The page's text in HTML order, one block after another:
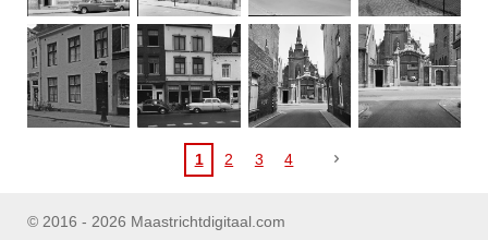
1 2 3 4
© 2016 - 2026 Maastrichtdigitaal.com